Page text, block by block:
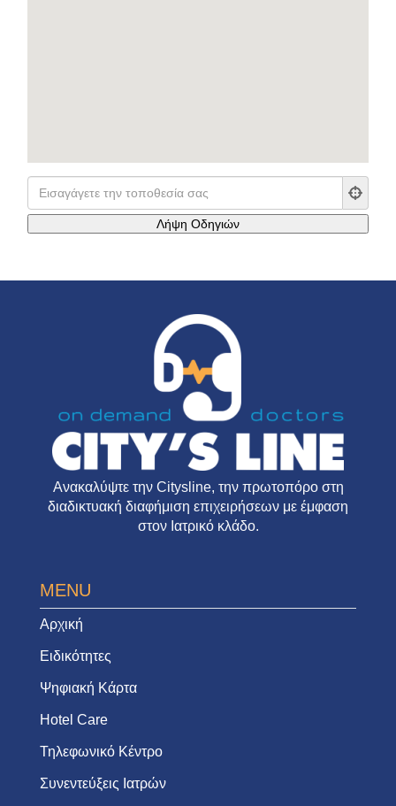
Ανακαλύψτε την Citysline, την πρωτοπόρο στη
διαδικτυακή διαφήμιση επιχειρήσεων με έμφαση
στον Ιατρικό κλάδο.
MENU
Αρχική
Ειδικότητες
Ψηφιακή Κάρτα
Hotel Care
Τηλεφωνικό Κέντρο
Συνεντεύξεις Ιατρών